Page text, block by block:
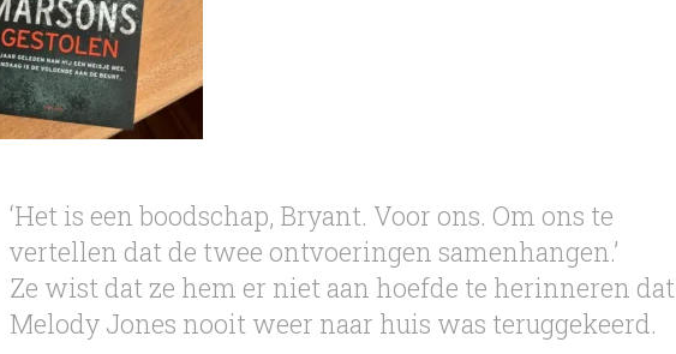
‘Het is een boodschap, Bryant. Voor ons. Om ons te
vertellen dat de twee ontvoeringen samenhangen.’
Ze wist dat ze hem er niet aan hoefde te herinneren dat
Melody Jones nooit weer naar huis was teruggekeerd.